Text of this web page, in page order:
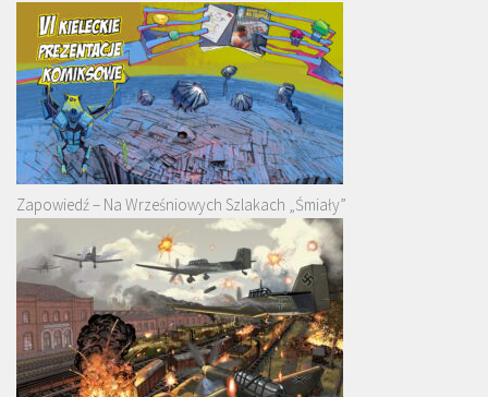
Zapowiedź – Na Wrześniowych Szlakach „Śmiały”